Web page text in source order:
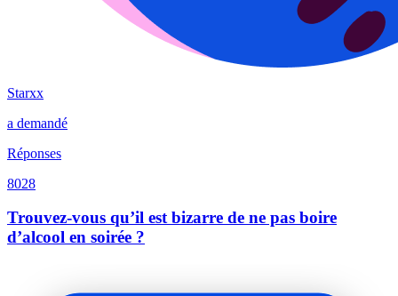
Starxx
a demandé
Réponses
8028
Trouvez-vous qu’il est bizarre de ne pas boire
d’alcool en soirée ?